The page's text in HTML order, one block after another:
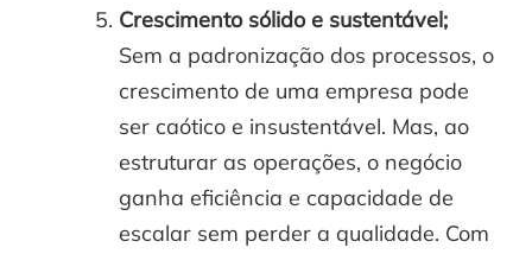
Crescimento sólido e sustentável;
Sem a padronização dos processos, o
crescimento de uma empresa pode
ser caótico e insustentável. Mas, ao
estruturar as operações, o negócio
ganha eficiência e capacidade de
escalar sem perder a qualidade. Com